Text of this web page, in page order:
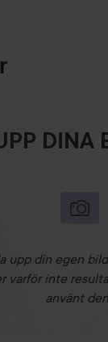
DINA
upp din egen
varför inte
använt